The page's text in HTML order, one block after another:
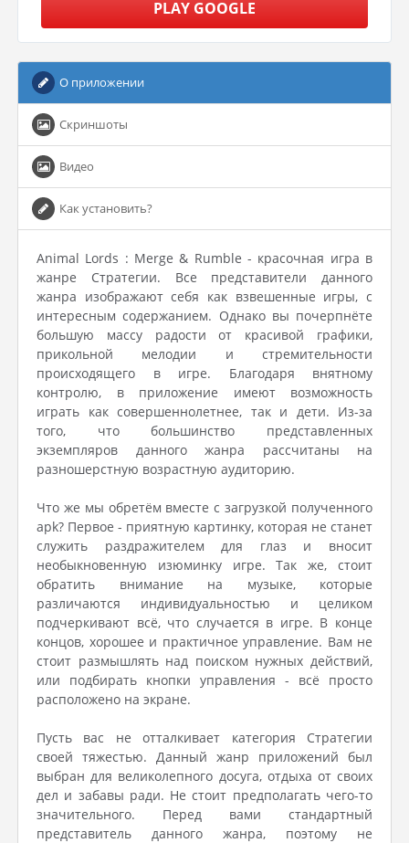
PLAY GOOGLE
О приложении
Скриншоты
Видео
Как установить?
Animal Lords : Merge & Rumble - красочная игра в
жанре Стратегии. Все представители данного
жанра изображают себя как взвешенные игры, с
интересным содержанием. Однако вы почерпнёте
большую массу радости от красивой графики,
прикольной мелодии и стремительности
происходящего в игре. Благодаря внятному
контролю, в приложение имеют возможность
играть как совершеннолетнее, так и дети. Из-за
того, что большинство представленных
экземпляров данного жанра рассчитаны на
разношерстную возрастную аудиторию.
Что же мы обретём вместе с загрузкой полученного
apk? Первое - приятную картинку, которая не станет
служить раздражителем для глаз и вносит
необыкновенную изюминку игре. Так же, стоит
обратить внимание на музыке, которые
различаются индивидуальностью и целиком
подчеркивают всё, что случается в игре. В конце
концов, хорошее и практичное управление. Вам не
стоит размышлять над поиском нужных действий,
или подбирать кнопки управления - всё просто
расположено на экране.
Пусть вас не отталкивает категория Стратегии
своей тяжестью. Данный жанр приложений был
выбран для великолепного досуга, отдыха от своих
дел и забавы ради. Не стоит предполагать чего-то
значительного. Перед вами стандартный
представитель данного жанра, поэтому не